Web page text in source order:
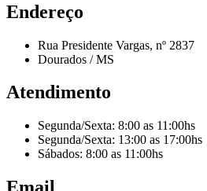
Endereço
Rua Presidente Vargas, nº 2837
Dourados / MS
Atendimento
Segunda/Sexta: 8:00 as 11:00hs
Segunda/Sexta: 13:00 as 17:00hs
Sábados: 8:00 as 11:00hs